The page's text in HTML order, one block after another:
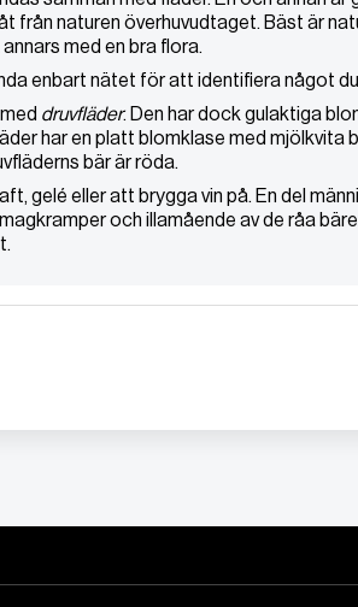
från naturen överhuvudtaget. Bäst är
med en bra flora.
enbart nätet för att identifiera något
druvfläder. Den har dock gulaktiga
har en platt blomklase med mjölkvita
bär är röda.
gelé eller att brygga vin på. En del
och illamående av de råa